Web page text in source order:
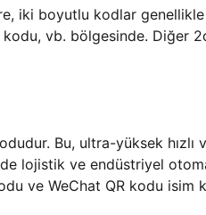
iki boyutlu kodlar
kodu, vb. bölgesinde. Diğer
Bu, ultra-yüksek
lojistik ve endüstriyel
ve WeChat QR kodu isim